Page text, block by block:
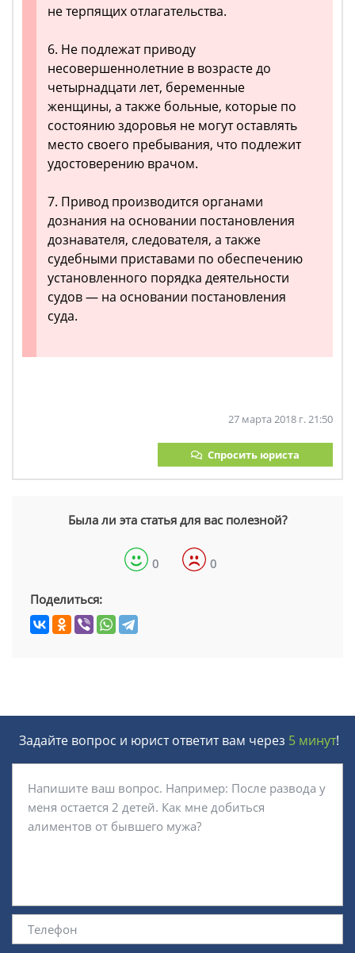
не терпящих отлагательства.
6. Не подлежат приводу
несовершеннолетние в возрасте до
четырнадцати лет, беременные
женщины, а также больные, которые по
состоянию здоровья не могут оставлять
место своего пребывания, что подлежит
удостоверению врачом.
7. Привод производится органами
дознания на основании постановления
дознавателя, следователя, а также
судебными приставами по обеспечению
установленного порядка деятельности
судов — на основании постановления
суда.
27 марта 2018 г. 21:50
Спросить юриста
Была ли эта статья для вас полезной?
0 0
Поделиться:
Задайте вопрос и юрист ответит вам через 5 минут!